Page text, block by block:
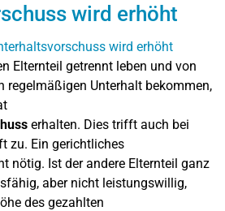
wird erhöht
Elternteil getrennt leben und von
regelmäßigen Unterhalt bekommen,
erhalten. Dies trifft auch bei
zu. Ein gerichtliches
nötig. Ist der andere Elternteil ganz
aber nicht leistungswillig,
des gezahlten